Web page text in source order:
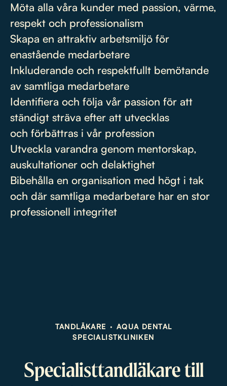
Möta alla våra kunder med passion, värme,
respekt och professionalism
Skapa en attraktiv arbetsmiljö för
enastående medarbetare
Inkluderande och respektfullt bemötande
av samtliga medarbetare
Identifiera och följa vår passion för att
ständigt sträva efter att utvecklas
och förbättras i vår profession
Utveckla varandra genom mentorskap,
auskultationer och delaktighet
Bibehålla en organisation med högt i tak
och där samtliga medarbetare har en stor
professionell integritet
TANDLÄKARE · AQUA DENTAL
SPECIALISTKLINIKEN
Specialisttandläkare till